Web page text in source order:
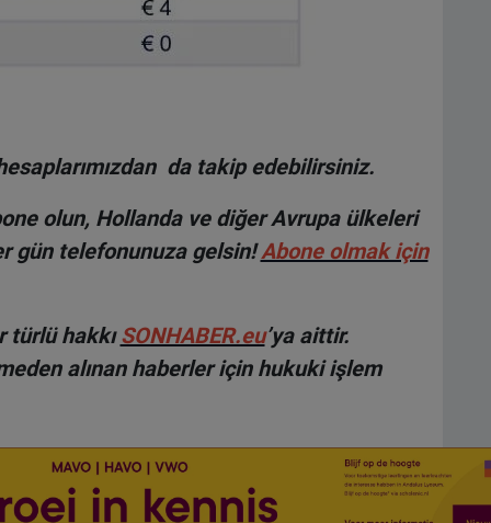
da takip edebilirsiniz.
olun, Hollanda ve diğer Avrupa ülkeleri
gün telefonunuza gelsin!Abone olmak için
türlü hakkıSONHABER.eu’ya aittir.
alınan haberler için hukuki işlem